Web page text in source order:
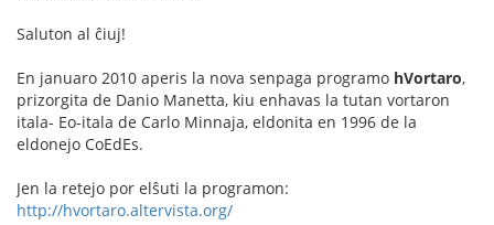
Saluton al ĉiuj!
En januaro 2010 aperis la nova senpaga programo hVortaro,
prizorgita de Danio Manetta, kiu enhavas la tutan vortaron
itala- Eo-itala de Carlo Minnaja, eldonita en 1996 de la
eldonejo CoEdEs.
Jen la retejo por elŝuti la programon:
http://hvortaro.altervista.org/